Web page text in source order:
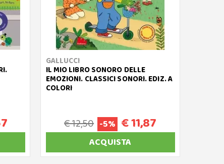
GALLUCCI
IL MIO LIBRO SONORO DELLE
EMOZIONI. CLASSICI SONORI. EDIZ. A
COLORI
€ 12,50 -5% € 11,87
ACQUISTA